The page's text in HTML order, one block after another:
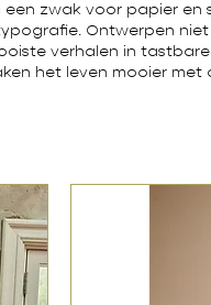
een zwak voor papier en
Ontwerpen niet
verhalen in
het leven mooier met